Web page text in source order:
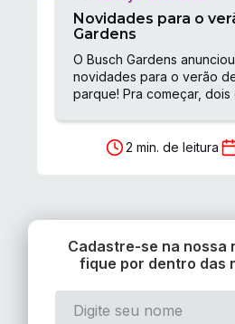
Novidades para o
Gardens
O Busch Gardens
novidades para o verão
parque! Pra começar, dois eventos super
2 min. de leitura
Cadastre-se na nossa
fique por dentro das